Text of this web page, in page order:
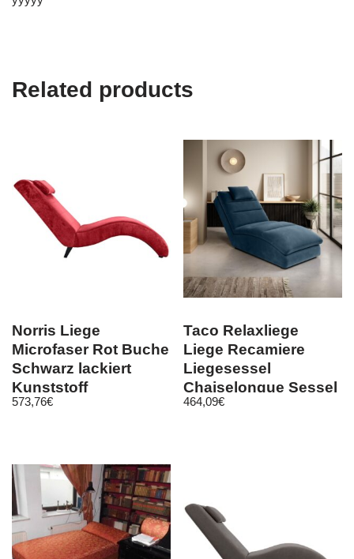
Related products
Norris Liege
Microfaser Rot Buche
Schwarz lackiert
Kunststoff
573,76€
Taco Relaxliege
Liege Recamiere
Liegesessel
Chaiselongue Sessel
Wellnessliege
464,09€